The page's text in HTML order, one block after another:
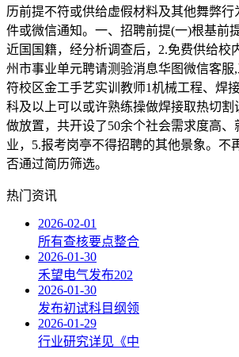
历前提不符或供给虚假材料及其他舞弊行
件或微信通知。一、招聘前提(一)根基前
近国国籍，经分析调查后，2.免费供给校
州市事业单元聘请测验消息华图微信客服
符校区金工手艺实训教师1机械工程、焊
科及以上可以或许熟练操做焊接取热切割
做放置，共开设了50余个社会需求度高、
业，5.报考岗亭不得招聘的其他景象。不
否通过简历筛选。
热门资讯
2026-02-01
所有查核要点整合
2026-01-30
禾望电气发布202
2026-01-30
发布初试科目纲领
2026-01-29
行业研究详见《中